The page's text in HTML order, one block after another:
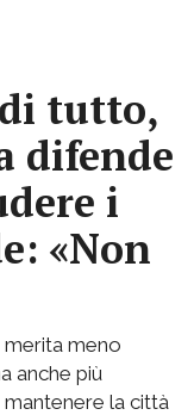
tutto,
difende
i
«Non
merita meno
anche più
la città